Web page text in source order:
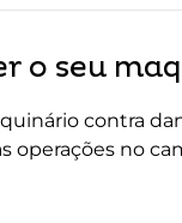
o seu
contra
operações no